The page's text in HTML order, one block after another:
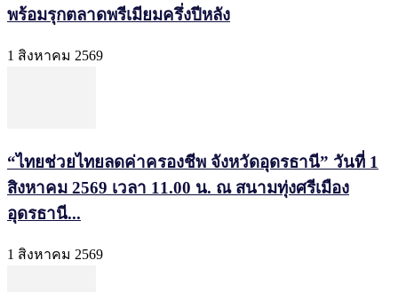
พร้อมรุกตลาดพรีเมียมครึ่งปีหลัง
1 สิงหาคม 2569
“ไทยช่วยไทยลดค่าครองชีพ จังหวัดอุดรธานี” วันที่ 1
สิงหาคม 2569 เวลา 11.00 น. ณ สนามทุ่งศรีเมือง
อุดรธานี...
1 สิงหาคม 2569